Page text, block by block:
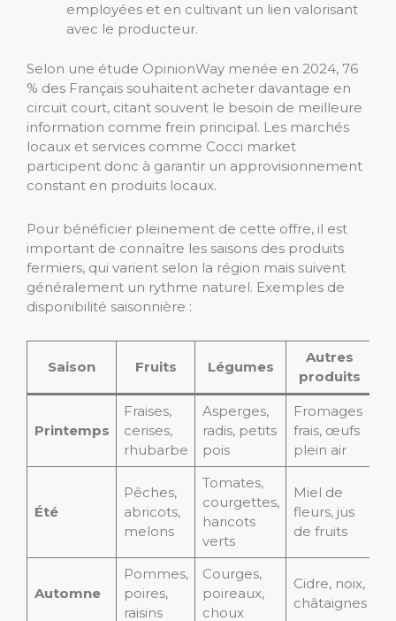
employées et en cultivant un lien valorisant
avec le producteur.
Selon une étude OpinionWay menée en 2024, 76
% des Français souhaitent acheter davantage en
circuit court, citant souvent le besoin de meilleure
information comme frein principal. Les marchés
locaux et services comme Cocci market
participent donc à garantir un approvisionnement
constant en produits locaux.
Pour bénéficier pleinement de cette offre, il est
important de connaître les saisons des produits
fermiers, qui varient selon la région mais suivent
généralement un rythme naturel. Exemples de
disponibilité saisonnière :
Saison Fruits Légumes
Autres
produits
Printemps
Fraises,
cerises,
rhubarbe
Asperges,
radis, petits
pois
Fromages
frais, œufs
plein air
Été
Pêches,
abricots,
melons
Tomates,
courgettes,
haricots
verts
Miel de
fleurs, jus
de fruits
Automne
Pommes,
poires,
raisins
Courges,
poireaux,
choux
Cidre, noix,
châtaignes